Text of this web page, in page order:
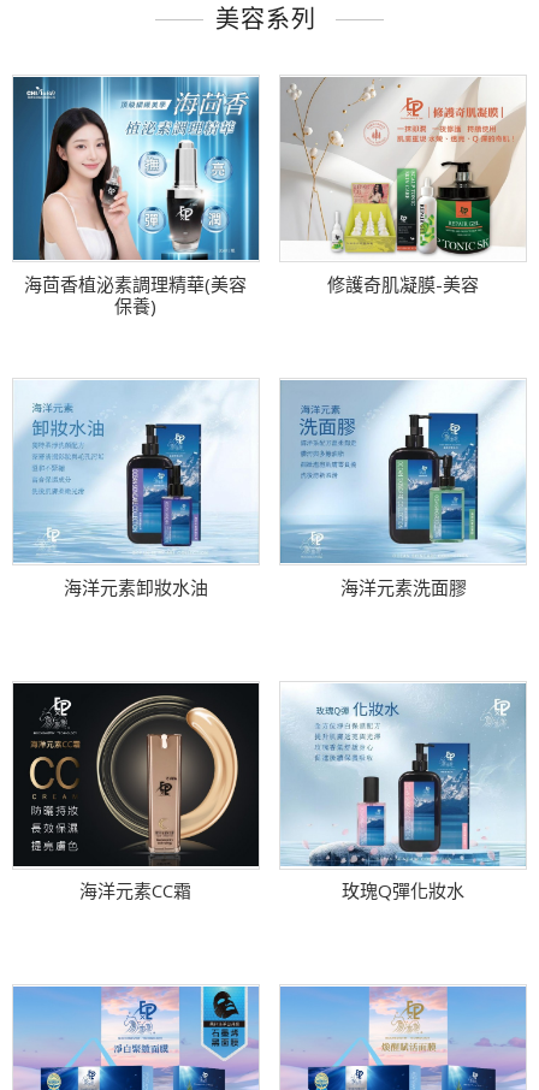
美容系列
海茴香植泌素調理精華(美容
保養)
修護奇肌凝膜-美容
海洋元素卸妝水油 海洋元素洗面膠
海洋元素CC霜 玫瑰Q彈化妝水